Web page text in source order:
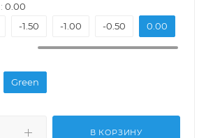
0.00
-1.50 -1.00 -0.50 0.00
Green
В КОРЗИНУ